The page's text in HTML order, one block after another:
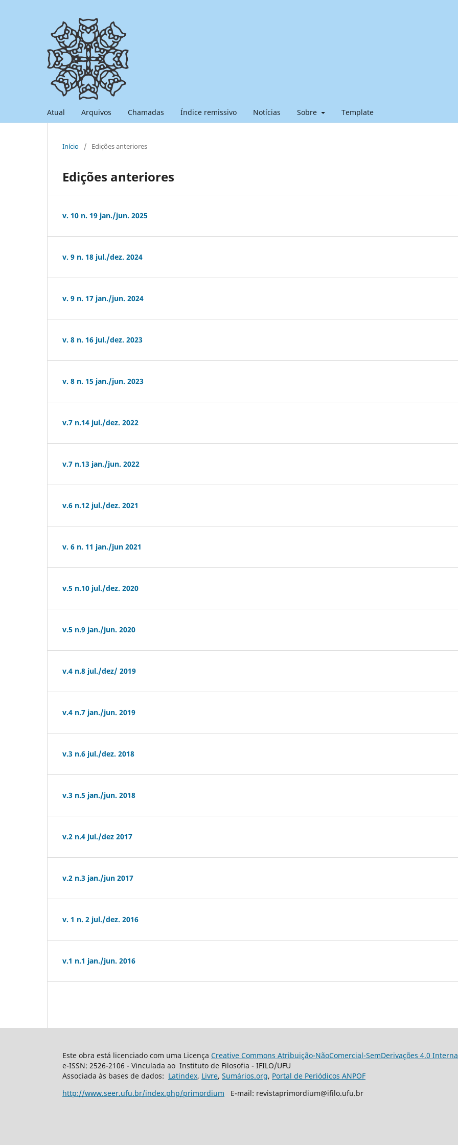
Atual Arquivos Chamadas Índice remissivo Notícias Sobre Template
Início / Edições anteriores
Edições anteriores
v. 10 n. 19 jan./jun. 2025
v. 9 n. 18 jul./dez. 2024
v. 9 n. 17 jan./jun. 2024
v. 8 n. 16 jul./dez. 2023
v. 8 n. 15 jan./jun. 2023
v.7 n.14 jul./dez. 2022
v.7 n.13 jan./jun. 2022
v.6 n.12 jul./dez. 2021
v. 6 n. 11 jan./jun 2021
v.5 n.10 jul./dez. 2020
v.5 n.9 jan./jun. 2020
v.4 n.8 jul./dez/ 2019
v.4 n.7 jan./jun. 2019
v.3 n.6 jul./dez. 2018
v.3 n.5 jan./jun. 2018
v.2 n.4 jul./dez 2017
v.2 n.3 jan./jun 2017
v. 1 n. 2 jul./dez. 2016
v.1 n.1 jan./jun. 2016
Este obra está licenciado com uma Licença Creative Commons Atribuição-NãoComercial-SemDerivações 4.0
e-ISSN: 2526-2106 - Vinculada ao Instituto de Filosofia - IFILO/UFU
Associada às bases de dados: Latindex, Livre, Sumários.org, Portal de Periódicos ANPOF
http://www.seer.ufu.br/index.php/primordium E-mail: revistaprimordium@ifilo.ufu.br